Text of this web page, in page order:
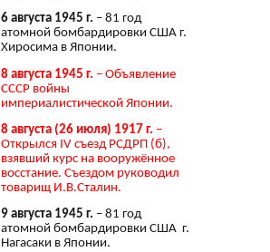
6 августа 1945 г. – 81 год
атомной бомбардировки США г.
Хиросима в Японии.
8 августа 1945 г. – Объявление
СССР войны
империалистической Японии.
8 августа (26 июля) 1917 г. –
Открылся IV съезд РСДРП (б),
взявший курс на вооружённое
восстание. Съездом руководил
товарищ И.В.Сталин.
9 августа 1945 г. – 81 год
атомной бомбардировки США г.
Нагасаки в Японии.